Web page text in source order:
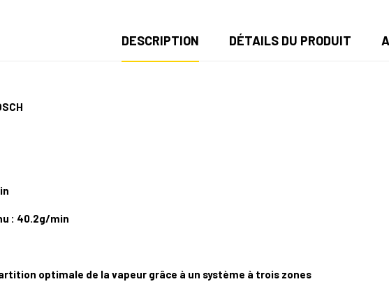
DESCRIPTION DÉTAILS DU PRODUIT
: 40.2g/min
optimale de la vapeur grâce à un système à trois zones